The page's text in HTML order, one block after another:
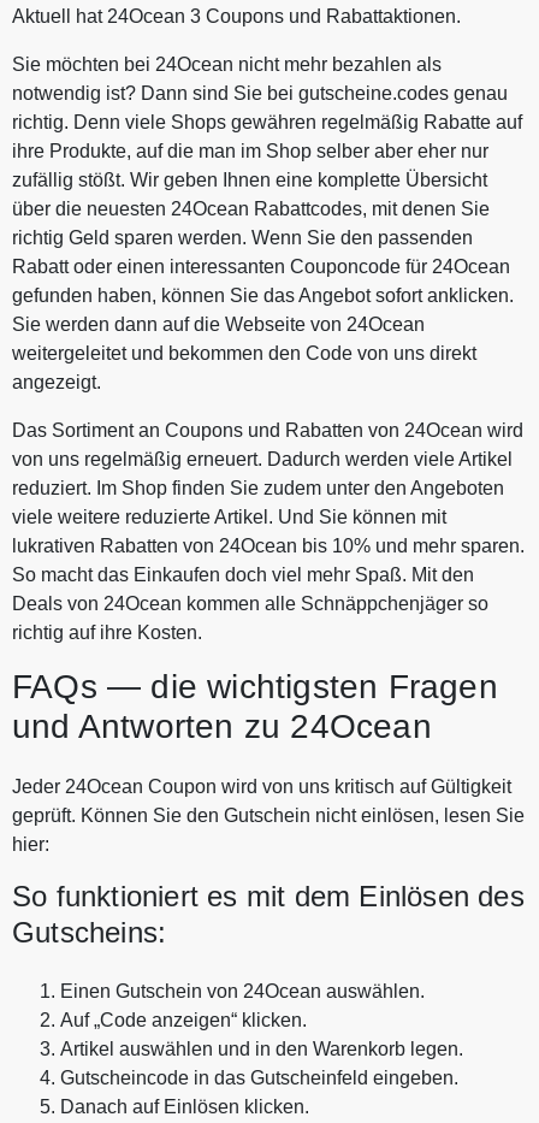
Aktuell hat 24Ocean 3 Coupons und Rabattaktionen.
Sie möchten bei 24Ocean nicht mehr bezahlen als
notwendig ist? Dann sind Sie bei gutscheine.codes genau
richtig. Denn viele Shops gewähren regelmäßig Rabatte auf
ihre Produkte, auf die man im Shop selber aber eher nur
zufällig stößt. Wir geben Ihnen eine komplette Übersicht
über die neuesten 24Ocean Rabattcodes, mit denen Sie
richtig Geld sparen werden. Wenn Sie den passenden
Rabatt oder einen interessanten Couponcode für 24Ocean
gefunden haben, können Sie das Angebot sofort anklicken.
Sie werden dann auf die Webseite von 24Ocean
weitergeleitet und bekommen den Code von uns direkt
angezeigt.
Das Sortiment an Coupons und Rabatten von 24Ocean wird
von uns regelmäßig erneuert. Dadurch werden viele Artikel
reduziert. Im Shop finden Sie zudem unter den Angeboten
viele weitere reduzierte Artikel. Und Sie können mit
lukrativen Rabatten von 24Ocean bis 10% und mehr sparen.
So macht das Einkaufen doch viel mehr Spaß. Mit den
Deals von 24Ocean kommen alle Schnäppchenjäger so
richtig auf ihre Kosten.
FAQs — die wichtigsten Fragen
und Antworten zu 24Ocean
Jeder 24Ocean Coupon wird von uns kritisch auf Gültigkeit
geprüft. Können Sie den Gutschein nicht einlösen, lesen Sie
hier:
So funktioniert es mit dem Einlösen des
Gutscheins:
Einen Gutschein von 24Ocean auswählen.
Auf „Code anzeigen“ klicken.
Artikel auswählen und in den Warenkorb legen.
Gutscheincode in das Gutscheinfeld eingeben.
Danach auf Einlösen klicken.